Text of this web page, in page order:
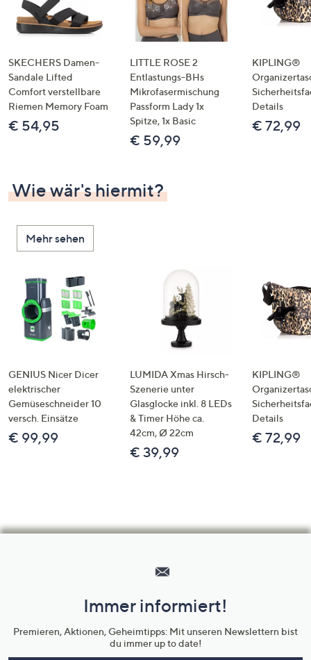
SKECHERS Damen-
Sandale Lifted
Comfort verstellbare
Riemen Memory Foam
€ 54,95
LITTLE ROSE 2
Entlastungs-BHs
Mikrofasermischung
Passform Lady 1x
Spitze, 1x Basic
€ 59,99
KIPLING®
Details
€ 72,99
Wie wär's hiermit?
Mehr sehen
GENIUS Nicer Dicer
elektrischer
Gemüseschneider 10
versch. Einsätze
€ 99,99
LUMIDA Xmas Hirsch-
Szenerie unter
Glasglocke inkl. 8 LEDs
& Timer Höhe ca.
42cm, Ø 22cm
€ 39,99
KIPLING®
Details
€ 72,99
Unternehmensinformationen
Immer informiert!
Premieren, Aktionen, Geheimtipps: Mit unseren Newslettern bist
du immer up to date!